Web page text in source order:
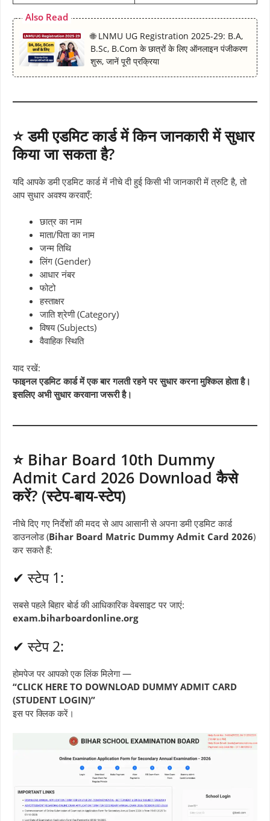
Also Read
🌐 LNMU UG Registration 2025-29: B.A,
B.Sc, B.Com के छात्रों के लिए ऑनलाइन पंजीकरण
शुरू, जानें पूरी प्रक्रिया
⭐ डमी एडमिट कार्ड में किन जानकारी में सुधार
किया जा सकता है?
यदि आपके डमी एडमिट कार्ड में नीचे दी हुई किसी भी जानकारी में त्रुटि है, तो
आप सुधार अवश्य करवाएँ:
छात्र का नाम
माता/पिता का नाम
जन्म तिथि
लिंग (Gender)
आधार नंबर
फोटो
हस्ताक्षर
जाति श्रेणी (Category)
विषय (Subjects)
वैवाहिक स्थिति
याद रखें:
फाइनल एडमिट कार्ड में एक बार गलती रहने पर सुधार करना मुश्किल होता है।
इसलिए अभी सुधार करवाना जरूरी है।
⭐ Bihar Board 10th Dummy
Admit Card 2026 Download कैसे
करें? (स्टेप-बाय-स्टेप)
नीचे दिए गए निर्देशों की मदद से आप आसानी से अपना डमी एडमिट कार्ड
डाउनलोड (Bihar Board Matric Dummy Admit Card 2026)
कर सकते हैं:
✔ स्टेप 1:
सबसे पहले बिहार बोर्ड की आधिकारिक वेबसाइट पर जाएं:
exam.biharboardonline.org
✔ स्टेप 2:
होमपेज पर आपको एक लिंक मिलेगा —
“CLICK HERE TO DOWNLOAD DUMMY ADMIT CARD
(STUDENT LOGIN)”
इस पर क्लिक करें।